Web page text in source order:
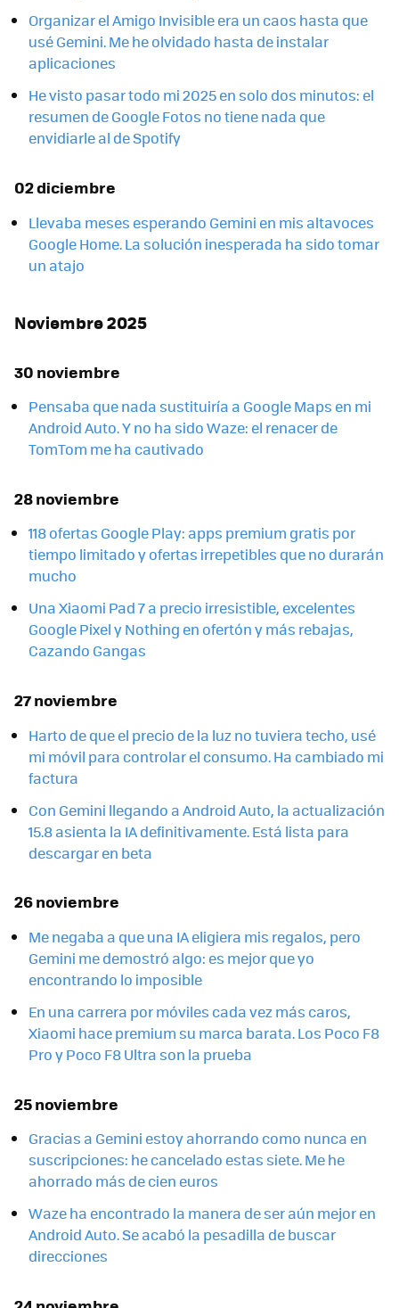
Organizar el Amigo Invisible era un caos hasta que
usé Gemini. Me he olvidado hasta de instalar
aplicaciones
He visto pasar todo mi 2025 en solo dos minutos: el
resumen de Google Fotos no tiene nada que
envidiarle al de Spotify
02 diciembre
Llevaba meses esperando Gemini en mis altavoces
Google Home. La solución inesperada ha sido tomar
un atajo
Noviembre 2025
30 noviembre
Pensaba que nada sustituiría a Google Maps en mi
Android Auto. Y no ha sido Waze: el renacer de
TomTom me ha cautivado
28 noviembre
118 ofertas Google Play: apps premium gratis por
tiempo limitado y ofertas irrepetibles que no durarán
mucho
Una Xiaomi Pad 7 a precio irresistible, excelentes
Google Pixel y Nothing en ofertón y más rebajas,
Cazando Gangas
27 noviembre
Harto de que el precio de la luz no tuviera techo, usé
mi móvil para controlar el consumo. Ha cambiado mi
factura
Con Gemini llegando a Android Auto, la actualización
15.8 asienta la IA definitivamente. Está lista para
descargar en beta
26 noviembre
Me negaba a que una IA eligiera mis regalos, pero
Gemini me demostró algo: es mejor que yo
encontrando lo imposible
En una carrera por móviles cada vez más caros,
Xiaomi hace premium su marca barata. Los Poco F8
Pro y Poco F8 Ultra son la prueba
25 noviembre
Gracias a Gemini estoy ahorrando como nunca en
suscripciones: he cancelado estas siete. Me he
ahorrado más de cien euros
Waze ha encontrado la manera de ser aún mejor en
Android Auto. Se acabó la pesadilla de buscar
direcciones